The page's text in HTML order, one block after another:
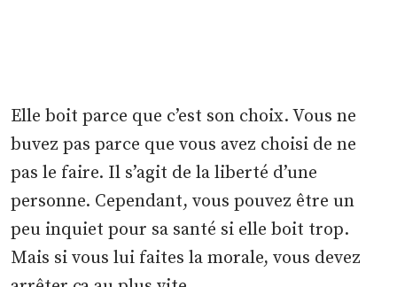
Elle boit parce que c’est son choix. Vous ne
buvez pas parce que vous avez choisi de ne
pas le faire. Il s’agit de la liberté d’une
personne. Cependant, vous pouvez être un
peu inquiet pour sa santé si elle boit trop.
Mais si vous lui faites la morale, vous devez